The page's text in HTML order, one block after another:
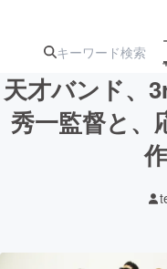
注目
天才バンド、
秀一監督と、